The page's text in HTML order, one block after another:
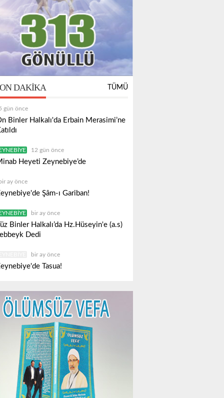
DAKIKA TÜMÜ
gün önce
Binler Halkalı'da Erbain Merasimi’ne
12 gün önce
Heyeti Zeynebiye’de
ay önce
Şâm-ı Gariban!
bir ay önce
Binler Halkalı’da Hz.Hüseyin'e (a.s)
Dedi
bir ay önce
Tasua!